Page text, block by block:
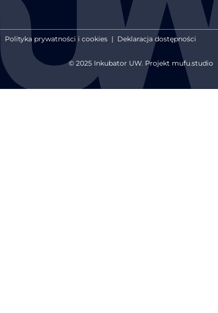
Polityka prywatności i cookies | Deklaracja dostępności
© 2025 Inkubator UW. Projekt mufu.studio